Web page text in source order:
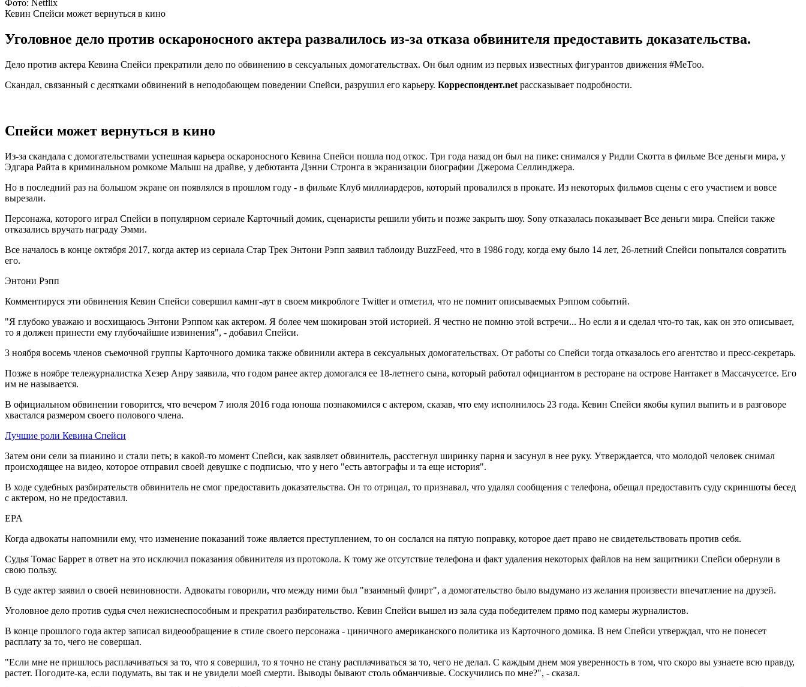
Фото: Netflix
Кевин Спейси может вернуться в кино
Уголовное дело против оскароносного актера развалилось из-за отказа обвинителя предоставить доказательства.
Дело против актера Кевина Спейси прекратили дело по обвинению в сексуальных домогательствах. Он был одним из первых известных фигурантов движения #MeToo.
Скандал, связанный с десятками обвинений в неподобающем поведении Спейси, разрушил его карьеру. Корреспондент.net рассказывает подробности.
Спейси может вернуться в кино
Из-за скандала с домогательствами успешная карьера оскароносного Кевина Спейси пошла под откос. Три года назад он был на пике: снимался у Ридли Скотта в фильме Все деньги мира, у
Эдгара Райта в криминальном ромкоме Малыш на драйве, у дебютанта Дэнни Стронга в экранизации биографии Джерома Селлинджера.
Но в последний раз на большом экране он появлялся в прошлом году - в фильме Клуб миллиардеров, который провалился в прокате. Из некоторых фильмов сцены с его участием и вовсе
вырезали.
Персонажа, которого играл Спейси в популярном сериале Карточный домик, сценаристы решили убить и позже закрыть шоу. Sony отказалась показывает Все деньги мира. Спейси также
отказались вручать награду Эмми.
Все началось в конце октября 2017, когда актер из сериала Стар Трек Энтони Рэпп заявил таблоиду BuzzFeed, что в 1986 году, когда ему было 14 лет, 26-летний Спейси попытался совратить
его.
Энтони Рэпп
Комментируся эти обвинения Кевин Спейси совершил камнг-аут в своем микроблоге Twitter и отметил, что не помнит описываемых Рэппом событий.
"Я глубоко уважаю и восхищаюсь Энтони Рэппом как актером. Я более чем шокирован этой историей. Я честно не помню этой встречи... Но если я и сделал что-то так, как он это описывает,
то я должен принести ему глубочайшие извинения", - добавил Спейси.
3 ноября восемь членов съемочной группы Карточного домика также обвинили актера в сексуальных домогательствах. От работы со Спейси тогда отказалось его агентство и пресс-секретарь.
Позже в ноябре тележурналистка Хезер Анру заявила, что годом ранее актер домогался ее 18-летнего сына, который работал официантом в ресторане на острове Нантакет в Массачусетсе. Его
им не называется.
В официальном обвинении говорится, что вечером 7 июля 2016 года юноша познакомился с актером, сказав, что ему исполнилось 23 года. Кевин Спейси якобы купил выпить и в разговоре
хвастался размером своего полового члена.
Лучшие роли Кевина Спейси
Затем они сели за пианино и стали петь; в какой-то момент Спейси, как заявляет обвинитель, расстегнул ширинку парня и засунул в нее руку. Утверждается, что молодой человек снимал
происходящее на видео, которое отправил своей девушке с подписью, что у него "есть автографы и та еще история".
В ходе судебных разбирательств обвинитель не смог предоставить доказательства. Он то отрицал, то признавал, что удалял сообщения с телефона, обещал предоставить суду скриншоты бесед
с актером, но не предоставил.
EPA
Когда адвокаты напомнили ему, что изменение показаний тоже является преступлением, то он сослался на пятую поправку, которое дает право не свидетельствовать против себя.
Судья Томас Баррет в ответ на это исключил показания обвинителя из протокола. К тому же отсутствие телефона и факт удаления некоторых файлов на нем защитники Спейси обернули в
свою пользу.
В суде актер заявил о своей невиновности. Адвокаты говорили, что между ними был "взаимный флирт", а домогательство было выдумано из желания произвести впечатление на друзей.
Уголовное дело против судья счел нежиснеспособным и прекратил разбирательство. Кевин Спейси вышел из зала суда победителем прямо под камеры журналистов.
В конце прошлого года актер записал видеообращение в стиле своего персонажа - циничного американского политика из Карточного домика. В нем Спейси утверждал, что не понесет
расплату за то, чего не совершал.
"Если мне не пришлось расплачиваться за то, что я совершил, то я точно не стану расплачиваться за то, чего не делал. С каждым днем моя уверенность в том, что скоро вы узнаете всю правду,
растет. Погодите-ка, если подумать, вы так и не увидели моей смерти. Выводы бывают столь обманчивые. Соскучились по мне?", - сказал.